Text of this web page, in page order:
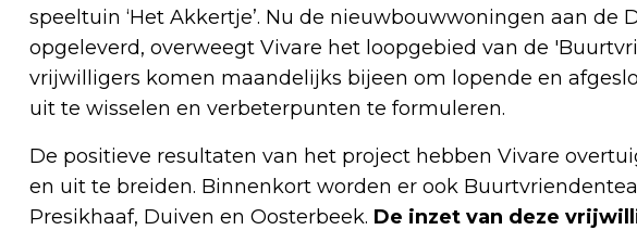
speeltuin ‘Het Akkertje’. Nu de nieuwbouwwoningen aan de
opgeleverd, overweegt Vivare het loopgebied van de
vrijwilligers komen maandelijks bijeen om lopende en
uit te wisselen en verbeterpunten te formuleren.
De positieve resultaten van het project hebben Vivare
en uit te breiden. Binnenkort worden er ook
Presikhaaf, Duiven en Oosterbeek. De inzet van deze